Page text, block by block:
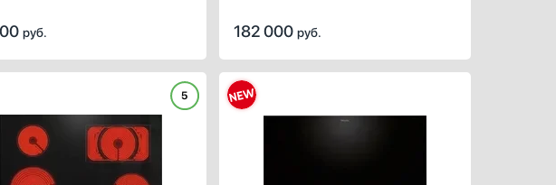
все
управления.
руб.
позволяет легко настраивать
установить как заподлицо, так
и накладным способом.
182 000 руб.
5